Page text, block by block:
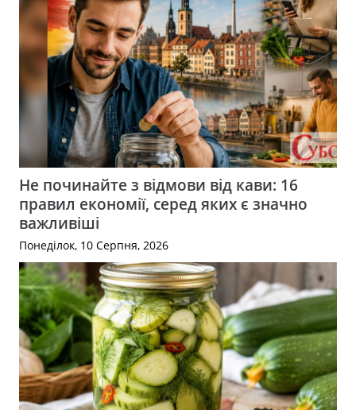
Не починайте з відмови від кави: 16
правил економії, серед яких є значно
важливіші
Понеділок, 10 Серпня, 2026